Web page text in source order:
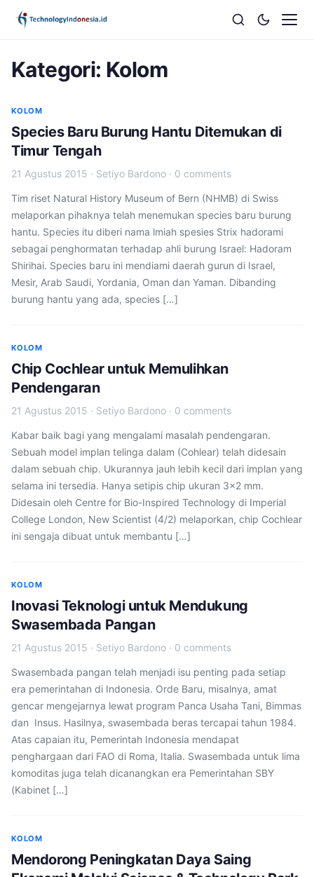
Kategori: Kolom
KOLOM
Species Baru Burung Hantu Ditemukan di
Timur Tengah
21 Agustus 2015 · Setiyo Bardono · 0 comments
Tim riset Natural History Museum of Bern (NHMB) di Swiss
melaporkan pihaknya telah menemukan species baru burung
hantu. Species itu diberi nama lmiah spesies Strix hadorami
sebagai penghormatan terhadap ahli burung Israel: Hadoram
Shirihai. Species baru ini mendiami daerah gurun di Israel,
Mesir, Arab Saudi, Yordania, Oman dan Yaman. Dibanding
burung hantu yang ada, species […]
KOLOM
Chip Cochlear untuk Memulihkan
Pendengaran
21 Agustus 2015 · Setiyo Bardono · 0 comments
Kabar baik bagi yang mengalami masalah pendengaran.
Sebuah model implan telinga dalam (Cohlear) telah didesain
dalam sebuah chip. Ukurannya jauh lebih kecil dari implan yang
selama ini tersedia. Hanya setipis chip ukuran 3×2 mm.
Didesain oleh Centre for Bio-Inspired Technology di Imperial
College London, New Scientist (4/2) melaporkan, chip Cochlear
ini sengaja dibuat untuk membantu […]
KOLOM
Inovasi Teknologi untuk Mendukung
Swasembada Pangan
21 Agustus 2015 · Setiyo Bardono · 0 comments
Swasembada pangan telah menjadi isu penting pada setiap
era pemerintahan di Indonesia. Orde Baru, misalnya, amat
gencar mengejarnya lewat program Panca Usaha Tani, Bimmas
dan Insus. Hasilnya, swasembada beras tercapai tahun 1984.
Atas capaian itu, Pemerintah Indonesia mendapat
penghargaan dari FAO di Roma, Italia. Swasembada untuk lima
komoditas juga telah dicanangkan era Pemerintahan SBY
(Kabinet […]
KOLOM
Mendorong Peningkatan Daya Saing